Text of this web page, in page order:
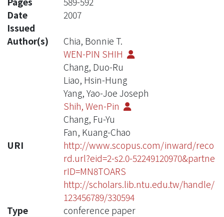
Date
Issued
2007
Author(s)
Chia, Bonnie T.
WEN-PIN SHIH
Chang, Duo-Ru
Liao, Hsin-Hung
Yang, Yao-Joe Joseph
Shih, Wen-Pin
Chang, Fu-Yu
Fan, Kuang-Chao
URI
http://www.scopus.com/inward/reco
rd.url?eid=2-s2.0-52249120970&partne
rID=MN8TOARS
http://scholars.lib.ntu.edu.tw/handle/
123456789/330594
Type
conference paper